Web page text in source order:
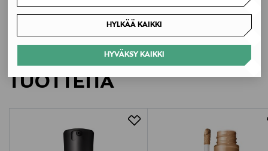
HYLKÄÄ KAIKKI
HYVÄKSY KAIKKI
service@marc-o-polo.com
Avainsanat
Marc O'Polo, mekko, kuviollinen mekko,
LISÄÄ KIINNOSTAVIA
TUOTTEITA